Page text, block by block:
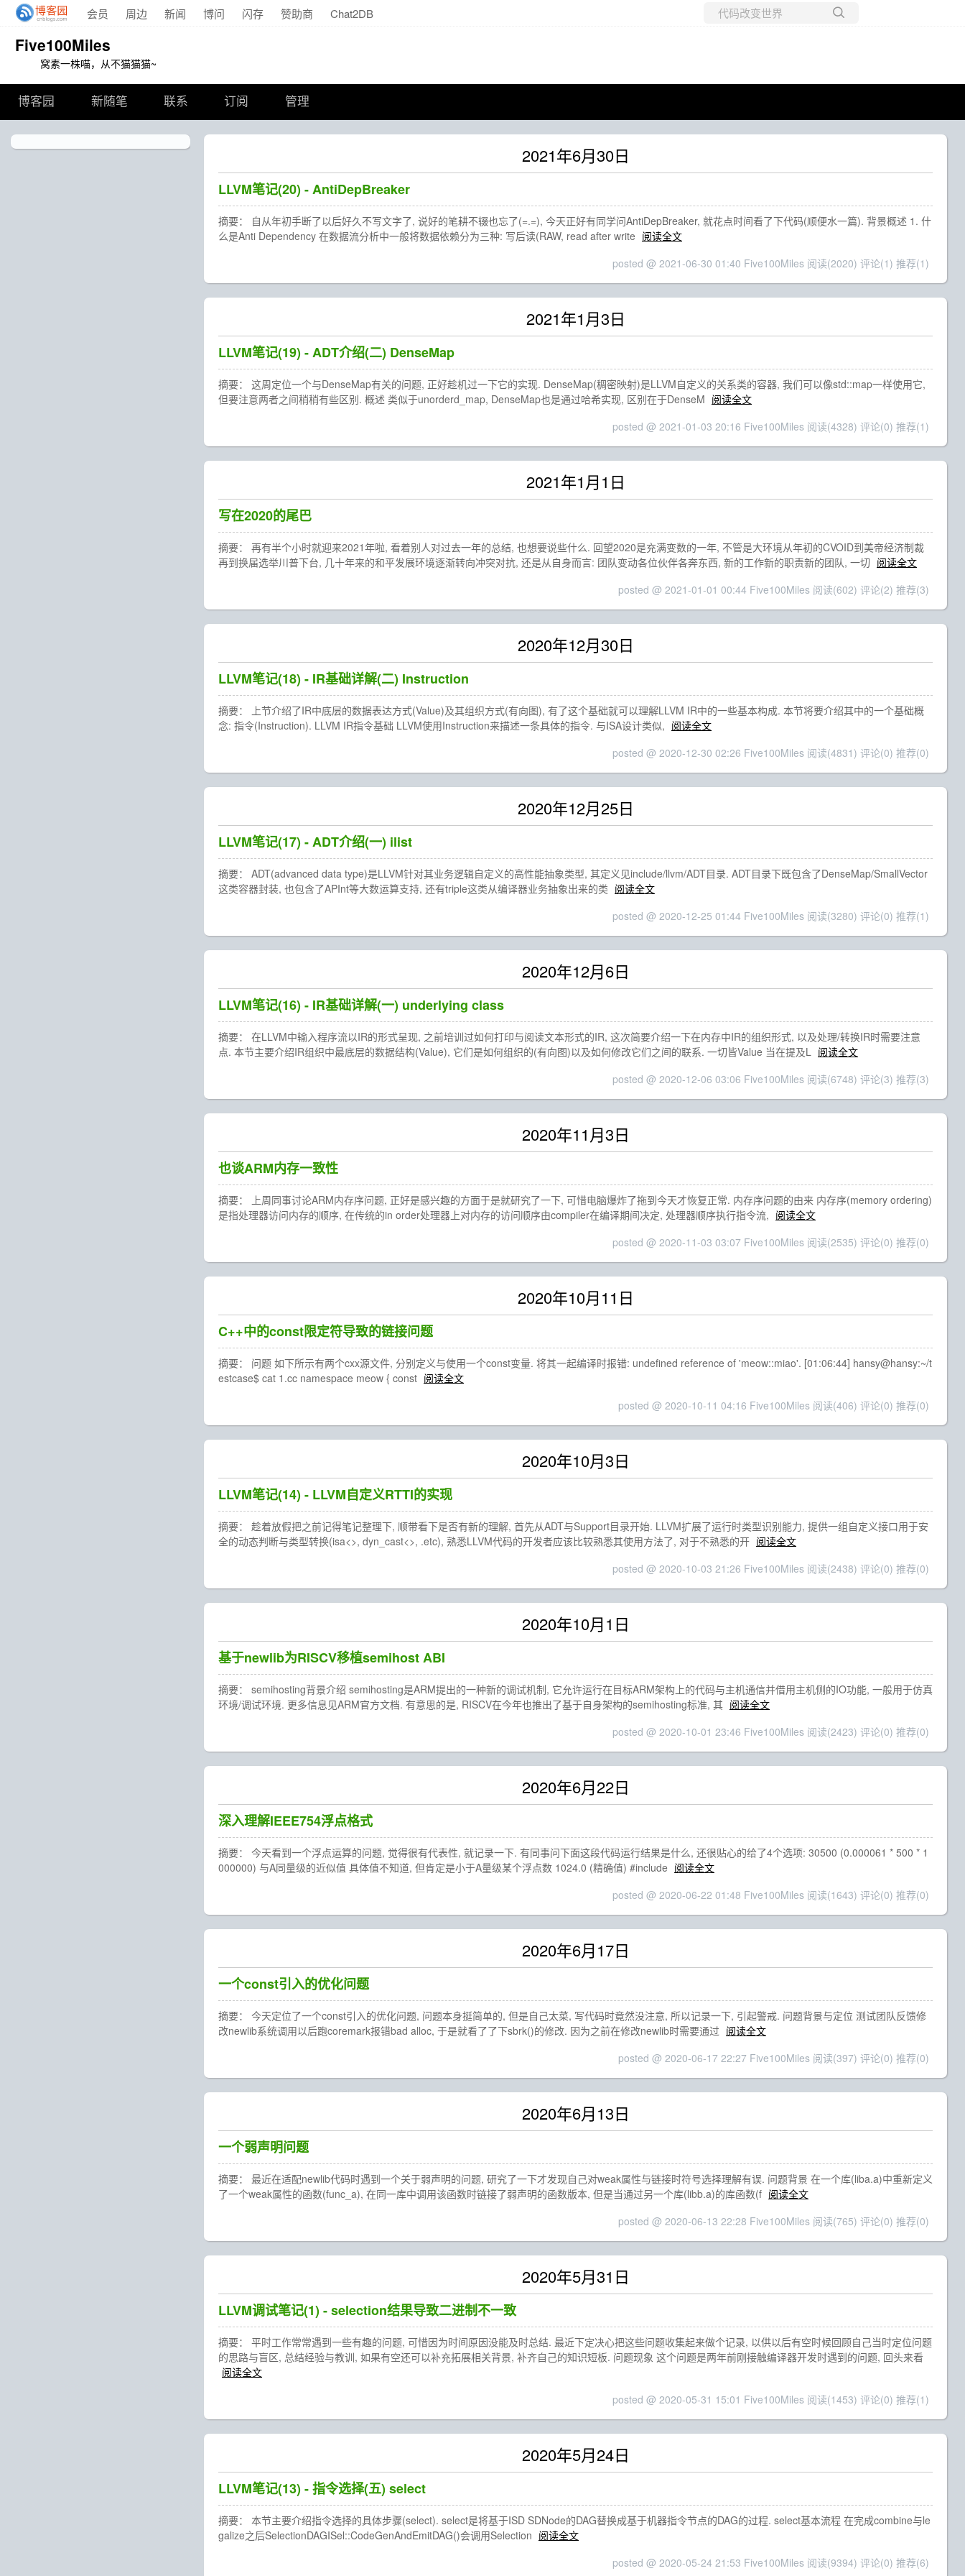
会员 周边 新闻 博问 闪存 赞助商 Chat2DB
Five100Miles
窝素一株喵，从不猫猫猫~
博客园 新随笔 联系 订阅 管理
2021年6月30日
LLVM笔记(20) - AntiDepBreaker
摘要： 自从年初手断了以后好久不写文字了, 说好的笔耕不辍也忘了(=.=), 今天正好有同学问AntiDepBreaker, 就花点时间看了下代码(顺便水一篇). 背景概述 1. 什
么是Anti Dependency 在数据流分析中一般将数据依赖分为三种: 写后读(RAW, read after write 阅读全文
posted @ 2021-06-30 01:40 Five100Miles 阅读(2020) 评论(1) 推荐(1)
2021年1月3日
LLVM笔记(19) - ADT介绍(二) DenseMap
摘要： 这周定位一个与DenseMap有关的问题, 正好趁机过一下它的实现. DenseMap(稠密映射)是LLVM自定义的关系类的容器, 我们可以像std::map一样使用它,
但要注意两者之间稍稍有些区别. 概述 类似于unorderd_map, DenseMap也是通过哈希实现, 区别在于DenseM 阅读全文
posted @ 2021-01-03 20:16 Five100Miles 阅读(4328) 评论(0) 推荐(1)
2021年1月1日
写在2020的尾巴
摘要： 再有半个小时就迎来2021年啦, 看着别人对过去一年的总结, 也想要说些什么. 回望2020是充满变数的一年, 不管是大环境从年初的CVOID到美帝经济制裁
再到换届选举川普下台, 几十年来的和平发展环境逐渐转向冲突对抗, 还是从自身而言: 团队变动各位伙伴各奔东西, 新的工作新的职责新的团队, 一切 阅读全文
posted @ 2021-01-01 00:44 Five100Miles 阅读(602) 评论(2) 推荐(3)
2020年12月30日
LLVM笔记(18) - IR基础详解(二) Instruction
摘要： 上节介绍了IR中底层的数据表达方式(Value)及其组织方式(有向图), 有了这个基础就可以理解LLVM IR中的一些基本构成. 本节将要介绍其中的一个基础概
念: 指令(Instruction). LLVM IR指令基础 LLVM使用Instruction来描述一条具体的指令. 与ISA设计类似, 阅读全文
posted @ 2020-12-30 02:26 Five100Miles 阅读(4831) 评论(0) 推荐(0)
2020年12月25日
LLVM笔记(17) - ADT介绍(一) ilist
摘要： ADT(advanced data type)是LLVM针对其业务逻辑自定义的高性能抽象类型, 其定义见include/llvm/ADT目录. ADT目录下既包含了DenseMap/SmallVector
这类容器封装, 也包含了APInt等大数运算支持, 还有triple这类从编译器业务抽象出来的类 阅读全文
posted @ 2020-12-25 01:44 Five100Miles 阅读(3280) 评论(0) 推荐(1)
2020年12月6日
LLVM笔记(16) - IR基础详解(一) underlying class
摘要： 在LLVM中输入程序流以IR的形式呈现, 之前培训过如何打印与阅读文本形式的IR, 这次简要介绍一下在内存中IR的组织形式, 以及处理/转换IR时需要注意
点. 本节主要介绍IR组织中最底层的数据结构(Value), 它们是如何组织的(有向图)以及如何修改它们之间的联系. 一切皆Value 当在提及L 阅读全文
posted @ 2020-12-06 03:06 Five100Miles 阅读(6748) 评论(3) 推荐(3)
2020年11月3日
也谈ARM内存一致性
摘要： 上周同事讨论ARM内存序问题, 正好是感兴趣的方面于是就研究了一下, 可惜电脑爆炸了拖到今天才恢复正常. 内存序问题的由来 内存序(memory ordering)
是指处理器访问内存的顺序, 在传统的in order处理器上对内存的访问顺序由compiler在编译期间决定, 处理器顺序执行指令流, 阅读全文
posted @ 2020-11-03 03:07 Five100Miles 阅读(2535) 评论(0) 推荐(0)
2020年10月11日
C++中的const限定符导致的链接问题
摘要： 问题 如下所示有两个cxx源文件, 分别定义与使用一个const变量. 将其一起编译时报错: undefined reference of 'meow::miao'. [01:06:44] hansy@hansy:~/t
estcase$ cat 1.cc namespace meow { const 阅读全文
posted @ 2020-10-11 04:16 Five100Miles 阅读(406) 评论(0) 推荐(0)
2020年10月3日
LLVM笔记(14) - LLVM自定义RTTI的实现
摘要： 趁着放假把之前记得笔记整理下, 顺带看下是否有新的理解, 首先从ADT与Support目录开始. LLVM扩展了运行时类型识别能力, 提供一组自定义接口用于安
全的动态判断与类型转换(isa<>, dyn_cast<>, .etc), 熟悉LLVM代码的开发者应该比较熟悉其使用方法了, 对于不熟悉的开 阅读全文
posted @ 2020-10-03 21:26 Five100Miles 阅读(2438) 评论(0) 推荐(0)
2020年10月1日
基于newlib为RISCV移植semihost ABI
摘要： semihosting背景介绍 semihosting是ARM提出的一种新的调试机制, 它允许运行在目标ARM架构上的代码与主机通信并借用主机侧的IO功能, 一般用于仿真
环境/调试环境. 更多信息见ARM官方文档. 有意思的是, RISCV在今年也推出了基于自身架构的semihosting标准, 其 阅读全文
posted @ 2020-10-01 23:46 Five100Miles 阅读(2423) 评论(0) 推荐(0)
2020年6月22日
深入理解IEEE754浮点格式
摘要： 今天看到一个浮点运算的问题, 觉得很有代表性, 就记录一下. 有同事问下面这段代码运行结果是什么, 还很贴心的给了4个选项: 30500 (0.000061 * 500 * 1
000000) 与A同量级的近似值 具体值不知道, 但肯定是小于A量级某个浮点数 1024.0 (精确值) #include 阅读全文
posted @ 2020-06-22 01:48 Five100Miles 阅读(1643) 评论(0) 推荐(0)
2020年6月17日
一个const引入的优化问题
摘要： 今天定位了一个const引入的优化问题, 问题本身挺简单的, 但是自己太菜, 写代码时竟然没注意, 所以记录一下, 引起警戒. 问题背景与定位 测试团队反馈修
改newlib系统调用以后跑coremark报错bad alloc, 于是就看了了下sbrk()的修改. 因为之前在修改newlib时需要通过 阅读全文
posted @ 2020-06-17 22:27 Five100Miles 阅读(397) 评论(0) 推荐(0)
2020年6月13日
一个弱声明问题
摘要： 最近在适配newlib代码时遇到一个关于弱声明的问题, 研究了一下才发现自己对weak属性与链接时符号选择理解有误. 问题背景 在一个库(liba.a)中重新定义
了一个weak属性的函数(func_a), 在同一库中调用该函数时链接了弱声明的函数版本, 但是当通过另一个库(libb.a)的库函数(f 阅读全文
posted @ 2020-06-13 22:28 Five100Miles 阅读(765) 评论(0) 推荐(0)
2020年5月31日
LLVM调试笔记(1) - selection结果导致二进制不一致
摘要： 平时工作常常遇到一些有趣的问题, 可惜因为时间原因没能及时总结. 最近下定决心把这些问题收集起来做个记录, 以供以后有空时候回顾自己当时定位问题
的思路与盲区, 总结经验与教训, 如果有空还可以补充拓展相关背景, 补齐自己的知识短板. 问题现象 这个问题是两年前刚接触编译器开发时遇到的问题, 回头来看
阅读全文
posted @ 2020-05-31 15:01 Five100Miles 阅读(1453) 评论(0) 推荐(1)
2020年5月24日
LLVM笔记(13) - 指令选择(五) select
摘要： 本节主要介绍指令选择的具体步骤(select). select是将基于ISD SDNode的DAG替换成基于机器指令节点的DAG的过程. select基本流程 在完成combine与le
galize之后SelectionDAGISel::CodeGenAndEmitDAG()会调用Selection 阅读全文
posted @ 2020-05-24 21:53 Five100Miles 阅读(9394) 评论(0) 推荐(6)